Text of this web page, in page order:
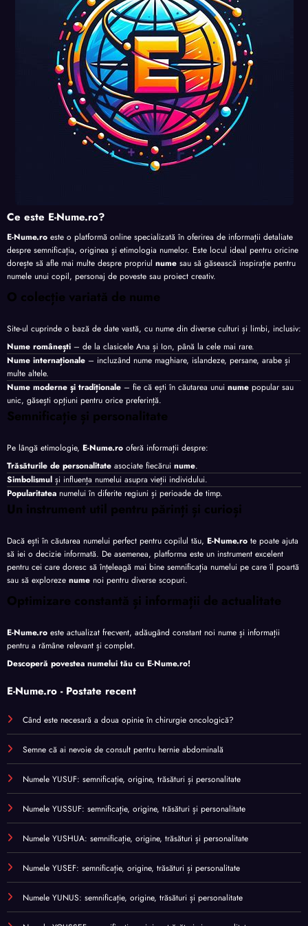
nalita
te
nalita
te
Ce este E-Nume.ro?
E-Nume.ro este o platformă online specializată în oferirea de informații detaliate
despre semnificația, originea și etimologia numelor. Este locul ideal pentru oricine
dorește să afle mai multe despre propriul nume sau să găsească inspirație pentru
numele unui copil, personaj de poveste sau proiect creativ.
O colecție variată de nume
Site-ul cuprinde o bază de date vastă, cu nume din diverse culturi și limbi, inclusiv:
Nume românești – de la clasicele Ana și Ion, până la cele mai rare.
Nume internaționale – incluzând nume maghiare, islandeze, persane, arabe și
multe altele.
Nume moderne și tradiționale – fie că ești în căutarea unui nume popular sau
unic, găsești opțiuni pentru orice preferință.
Semnificație și personalitate
Pe lângă etimologie, E-Nume.ro oferă informații despre:
Trăsăturile de personalitate asociate fiecărui nume.
Simbolismul și influența numelui asupra vieții individului.
Popularitatea numelui în diferite regiuni și perioade de timp.
Un instrument util pentru părinți și curioși
Dacă ești în căutarea numelui perfect pentru copilul tău, E-Nume.ro te poate ajuta
să iei o decizie informată. De asemenea, platforma este un instrument excelent
pentru cei care doresc să înțeleagă mai bine semnificația numelui pe care îl poartă
sau să exploreze nume noi pentru diverse scopuri.
Optimizare constantă și informații de actualitate
E-Nume.ro este actualizat frecvent, adăugând constant noi nume și informații
pentru a rămâne relevant și complet.
Descoperă povestea numelui tău cu E-Nume.ro!
E-Nume.ro - Postate recent
Când este necesară a doua opinie în chirurgie oncologică?
Semne că ai nevoie de consult pentru hernie abdominală
Numele YUSUF: semnificație, origine, trăsături și personalitate
Numele YUSSUF: semnificație, origine, trăsături și personalitate
Numele YUSHUA: semnificație, origine, trăsături și personalitate
Numele YUSEF: semnificație, origine, trăsături și personalitate
Numele YUNUS: semnificație, origine, trăsături și personalitate